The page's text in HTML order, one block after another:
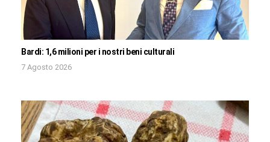
Bardi: 1,6 milioni per i nostri beni culturali
7 Agosto 2026